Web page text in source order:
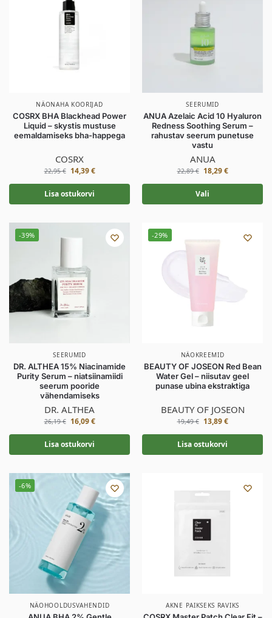
NÄONAHA KOORIJAD
COSRX BHA Blackhead Power
Liquid – skystis mustuse
eemaldamiseks bha-happega
COSRX
22,95€ 14,39€
Lisa ostukorvi
SEERUMID
ANUA Azelaic Acid 10 Hyaluron
Redness Soothing Serum –
rahustav seerum punetuse
vastu
ANUA
22,89€ 18,29€
Vali
-39%
SEERUMID
DR. ALTHEA 15% Niacinamide
Purity Serum – niatsiinamiidi
seerum pooride
vähendamiseks
DR. ALTHEA
26,19€ 16,09€
Lisa ostukorvi
-29%
NÄOKREEMID
BEAUTY OF JOSEON Red Bean
Water Gel – niisutav geel
punase ubina ekstraktiga
BEAUTY OF JOSEON
19,49€ 13,89€
Lisa ostukorvi
-6%
NÄOHOOLDUSVAHENDID AKNE PAIKSEKS RAVIKS